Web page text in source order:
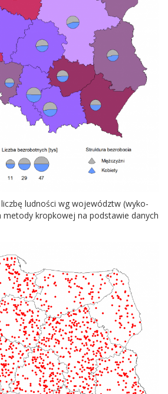
lud­ności wg wojew­ództw (wyko­
krop­kowej na pod­stawie danych